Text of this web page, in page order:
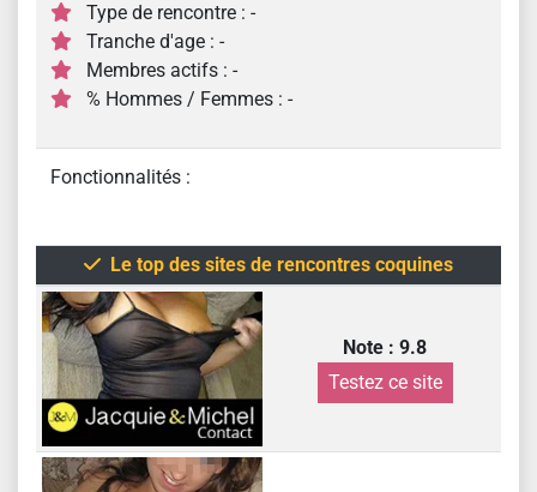
Type de rencontre : -
Tranche d'age : -
Membres actifs : -
% Hommes / Femmes : -
Fonctionnalités :
Le top des sites de rencontres coquines
Note : 9.8
Testez ce site